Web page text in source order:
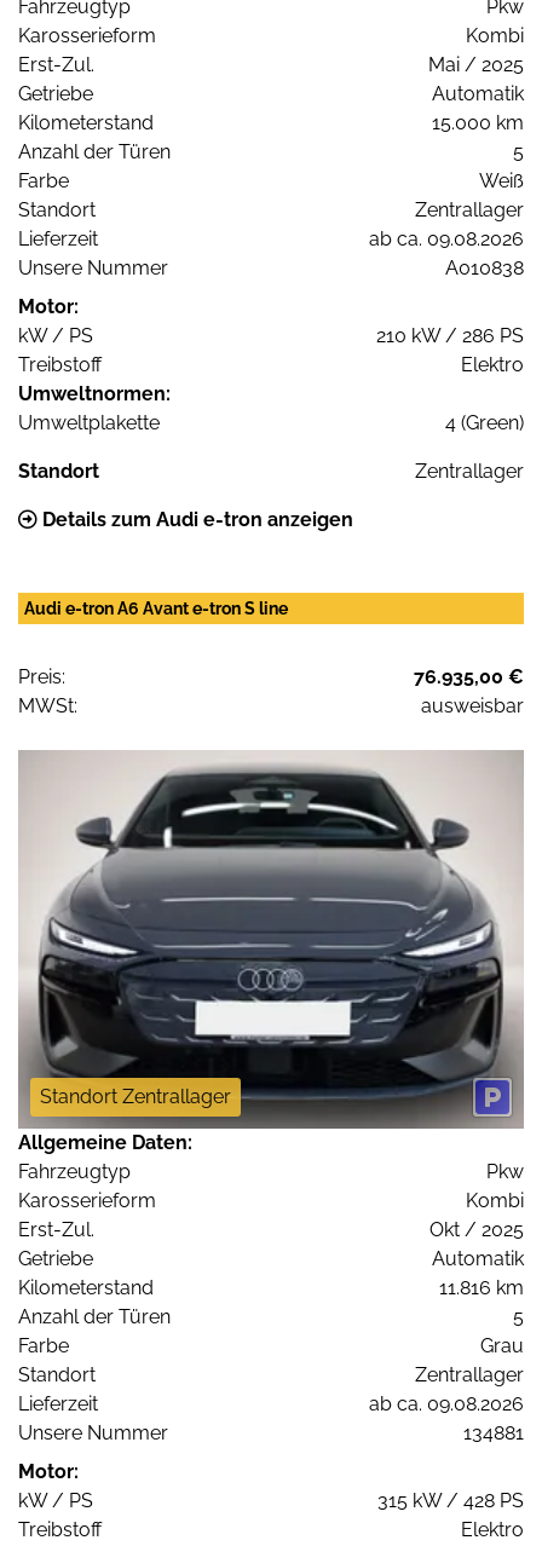
Fahrzeugtyp
Pkw
Karosserieform
Kombi
Erst-Zul.
Mai / 2025
Getriebe
Automatik
Kilometerstand
15.000 km
Anzahl der Türen
5
Farbe
Weiß
Standort
Zentrallager
Lieferzeit
ab ca. 09.08.2026
Unsere Nummer
A010838
Motor:
kW / PS
210 kW / 286 PS
Treibstoff
Elektro
Umweltnormen:
Umweltplakette
4 (Green)
Standort Zentrallager
Details zum Audi e-tron anzeigen
Audi e-tron A6 Avant e-tron S line
Preis:
76.935,00 €
MWSt:
ausweisbar
Standort Zentrallager
Allgemeine Daten:
Fahrzeugtyp
Pkw
Karosserieform
Kombi
Erst-Zul.
Okt / 2025
Getriebe
Automatik
Kilometerstand
11.816 km
Anzahl der Türen
5
Farbe
Grau
Standort
Zentrallager
Lieferzeit
ab ca. 09.08.2026
Unsere Nummer
134881
Motor:
kW / PS
315 kW / 428 PS
Treibstoff
Elektro